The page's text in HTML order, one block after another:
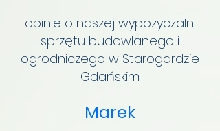
opinie o naszej wypożyczalni
sprzętu budowlanego i
ogrodniczego w Starogardzie
Gdańskim
Marek